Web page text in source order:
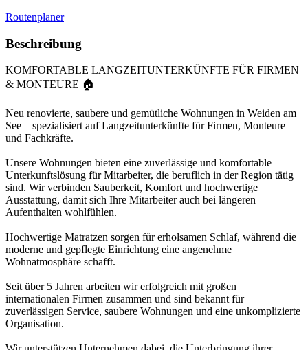
Routenplaner
Beschreibung
KOMFORTABLE LANGZEITUNTERKÜNFTE FÜR FIRMEN
& MONTEURE 🏠
Neu renovierte, saubere und gemütliche Wohnungen in Weiden am
See – spezialisiert auf Langzeitunterkünfte für Firmen, Monteure
und Fachkräfte.
Unsere Wohnungen bieten eine zuverlässige und komfortable
Unterkunftslösung für Mitarbeiter, die beruflich in der Region tätig
sind. Wir verbinden Sauberkeit, Komfort und hochwertige
Ausstattung, damit sich Ihre Mitarbeiter auch bei längeren
Aufenthalten wohlfühlen.
Hochwertige Matratzen sorgen für erholsamen Schlaf, während die
moderne und gepflegte Einrichtung eine angenehme
Wohnatmosphäre schafft.
Seit über 5 Jahren arbeiten wir erfolgreich mit großen
internationalen Firmen zusammen und sind bekannt für
zuverlässigen Service, saubere Wohnungen und eine unkomplizierte
Organisation.